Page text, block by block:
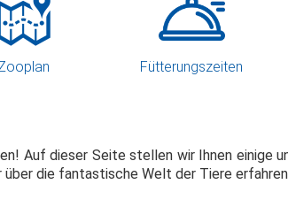
Fütterungszeiten
Auf dieser Seite stellen wir Ihnen einige
die fantastische Welt der Tiere